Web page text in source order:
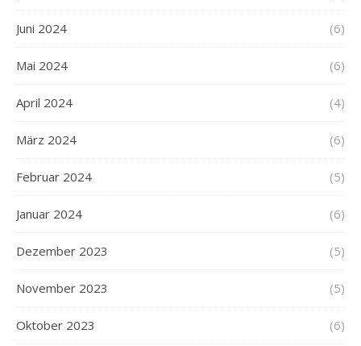
Juni 2024 (6)
Mai 2024 (6)
April 2024 (4)
März 2024 (6)
Februar 2024 (5)
Januar 2024 (6)
Dezember 2023 (5)
November 2023 (5)
Oktober 2023 (6)